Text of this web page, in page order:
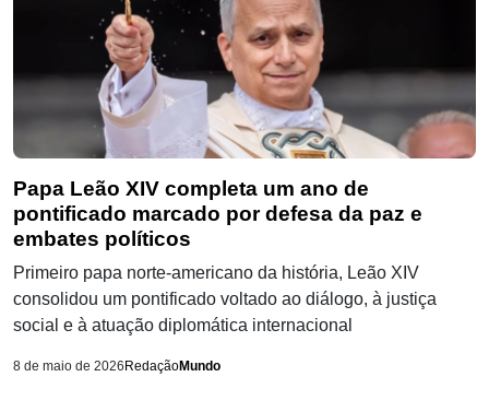
Papa Leão XIV completa um ano de
pontificado marcado por defesa da paz e
embates políticos
Primeiro papa norte-americano da história, Leão XIV
consolidou um pontificado voltado ao diálogo, à justiça
social e à atuação diplomática internacional
8 de maio de 2026 RedaçãoMundo